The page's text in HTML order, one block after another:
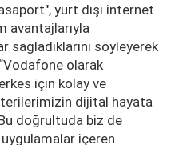
yurt dışı internet
avantajlarıyla
sağladıklarını söyleyerek
olarak
için kolay ve
dijital hayata
doğrultuda biz de
uygulamalar içeren